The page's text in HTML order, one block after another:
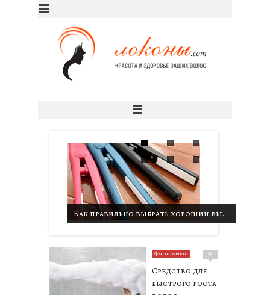
Как правильно выбрать хороший выпрямитель для волос
Для роста волос 6
Средство для
быстрого роста